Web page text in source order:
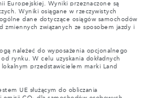
Europejskiej. Wyniki przeznaczone są
Wyniki osiągane w rzeczywistych
dane dotyczące osiągów samochodów
zmiennych związanych ze sposobem jazdy i
należeć do wyposażenia opcjonalnego
rynku. W celu uzyskania dokładnych
przedstawicielem marki Land
UE służącym do obliczania